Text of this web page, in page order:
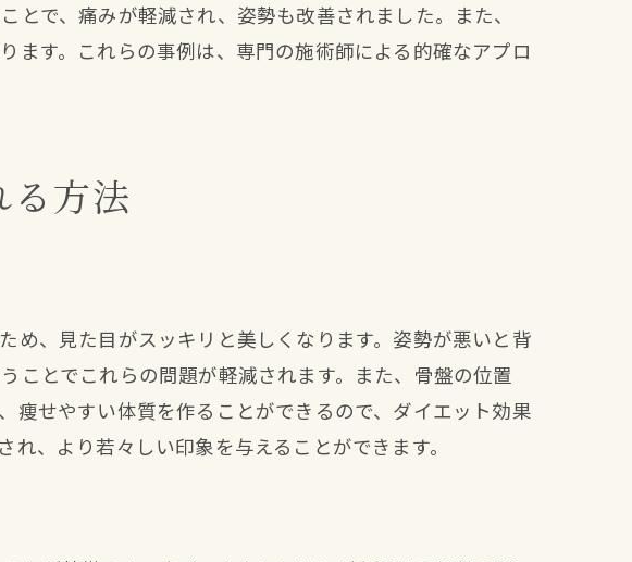
効果
が整う
リット
る影響
響
影響
法
で、痛みが軽減され、姿勢も改善されました。また、
ます。これらの事例は、専門の施術師による的確なアプロ
方法
め、見た目がスッキリと美しくなります。姿勢が悪いと背
ことでこれらの問題が軽減されます。また、骨盤の位置
痩せやすい体質を作ることができるので、ダイエット効果
、より若々しい印象を与えることができます。